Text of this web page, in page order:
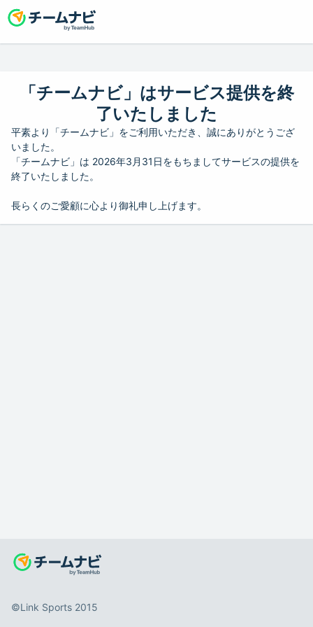
「チームナビ」はサービス提供を終
了いたしました
平素より「チームナビ」をご利用いただき、誠にありがとうござ
いました。
「チームナビ」は 2026年3月31日をもちましてサービスの提供を
終了いたしました。
長らくのご愛顧に心より御礼申し上げます。
©️Link Sports 2015